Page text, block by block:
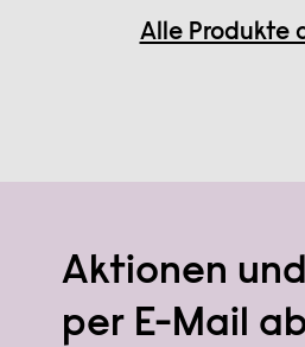
Alle Produkte
Aktionen
per E-Mail